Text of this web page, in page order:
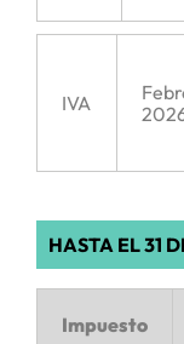
IVA
HASTA EL 31
Impuesto